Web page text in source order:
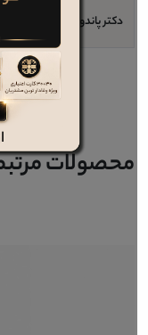
دکتر پاندورا
محصولات مرتبط